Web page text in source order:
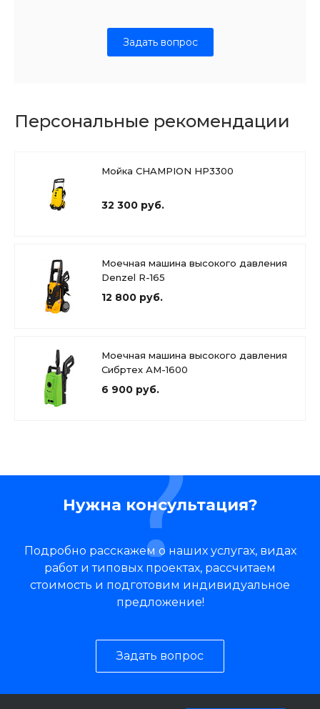
Задать вопрос
Персональные рекомендации
Мойка CHAMPION HP3300
32 300 руб.
Моечная машина высокого давления
Denzel R-165
12 800 руб.
Моечная машина высокого давления
Сибртех АМ-1600
6 900 руб.
Нужна консультация?
Подробно расскажем о наших услугах, видах
работ и типовых проектах, рассчитаем
стоимость и подготовим индивидуальное
предложение!
Задать вопрос